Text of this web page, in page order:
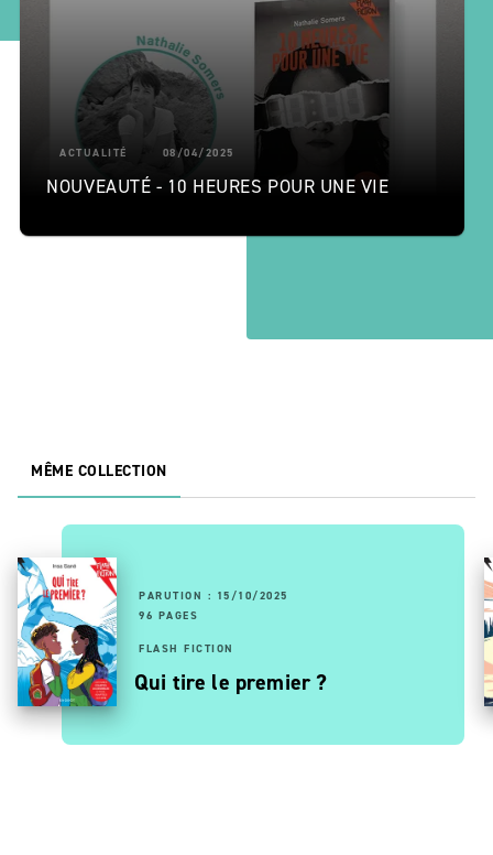
ACTUALITÉ 08/04/2025
NOUVEAUTÉ - 10 HEURES POUR UNE VIE
MÊME COLLECTION
PARUTION : 15/10/2025
96 PAGES
FLASH FICTION
Qui tire le premier ?